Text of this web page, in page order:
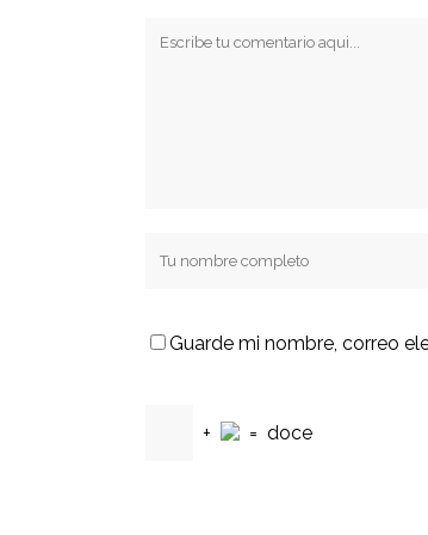
Guarde mi nombre, correo
+ = doce